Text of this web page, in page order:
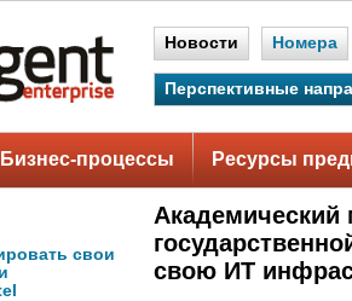
Новости Номера
Перспективные
Бизнес-процессы Ресурсы
свои
свою ИТ